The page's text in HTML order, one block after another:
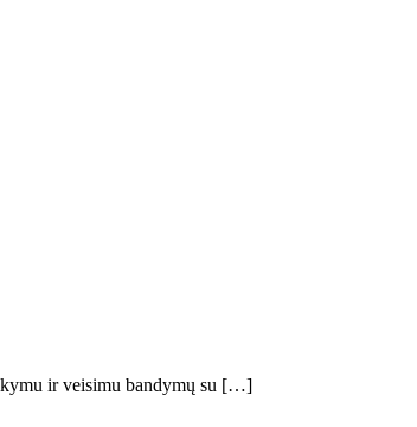
ir veisimu bandymų su […]